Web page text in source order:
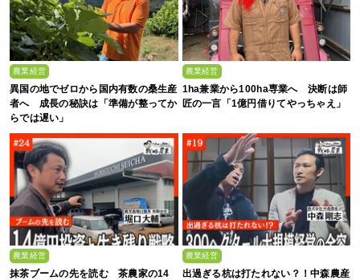
農業経営
異国の地でゼロから国内有数の桑生産
者へ 成長の秘訣は「準備が整ってか
らでは遅い」
農業経営
1ha兼業から100ha専業へ 決断は師
匠の一言「1億円借りてやっちゃえ」
農業経営
抹茶ブームの先を読む 茶農家の14
農業経営
出過ぎる杭は打たれない？！中森農産